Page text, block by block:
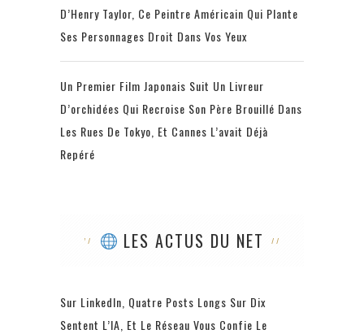
D’Henry Taylor, Ce Peintre Américain Qui Plante
Ses Personnages Droit Dans Vos Yeux
Un Premier Film Japonais Suit Un Livreur
D’orchidées Qui Recroise Son Père Brouillé Dans
Les Rues De Tokyo, Et Cannes L’avait Déjà
Repéré
LES ACTUS DU NET
Sur LinkedIn, Quatre Posts Longs Sur Dix
Sentent L’IA, Et Le Réseau Vous Confie Le